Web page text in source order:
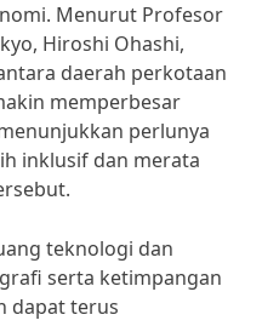
Menurut Profesor
Hiroshi Ohashi,
daerah perkotaan
memperbesar
perlunya
inklusif dan merata
teknologi dan
serta ketimpangan
dapat terus